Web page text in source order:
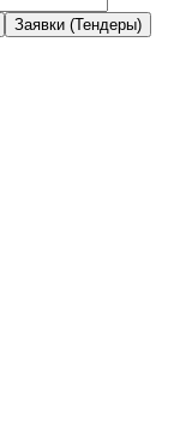
Заявки (Тендеры)